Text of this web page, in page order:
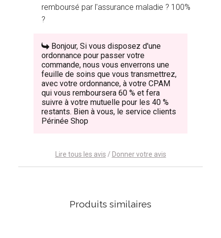
remboursé par l'assurance maladie ? 100%
?
Bonjour, Si vous disposez d'une
ordonnance pour passer votre
commande, nous vous enverrons une
feuille de soins que vous transmettrez,
avec votre ordonnance, à votre CPAM
qui vous remboursera 60 % et fera
suivre à votre mutuelle pour les 40 %
restants. Bien à vous, le service clients
Périnée Shop
Lire tous les avis / Donner votre avis
Produits similaires